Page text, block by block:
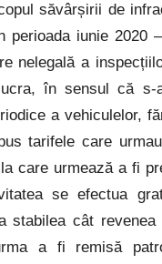
săvârșirii de
iunie 2020
nelegală a
în sensul că
a vehiculelor,
tarifele care
care urmează a fi
se efectua
stabilea cât
a fi remisă